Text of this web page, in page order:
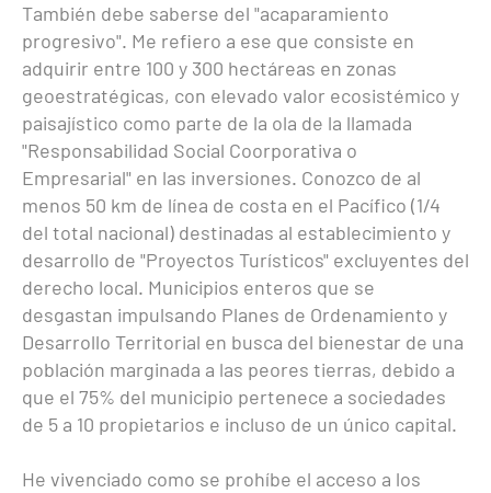
También debe saberse del "acaparamiento
progresivo". Me refiero a ese que consiste en
adquirir entre 100 y 300 hectáreas en zonas
geoestratégicas, con elevado valor ecosistémico y
paisajístico como parte de la ola de la llamada
"Responsabilidad Social Coorporativa o
Empresarial" en las inversiones. Conozco de al
menos 50 km de línea de costa en el Pacífico (1/4
del total nacional) destinadas al establecimiento y
desarrollo de "Proyectos Turísticos" excluyentes del
derecho local. Municipios enteros que se
desgastan impulsando Planes de Ordenamiento y
Desarrollo Territorial en busca del bienestar de una
población marginada a las peores tierras, debido a
que el 75% del municipio pertenece a sociedades
de 5 a 10 propietarios e incluso de un único capital.
He vivenciado como se prohíbe el acceso a los